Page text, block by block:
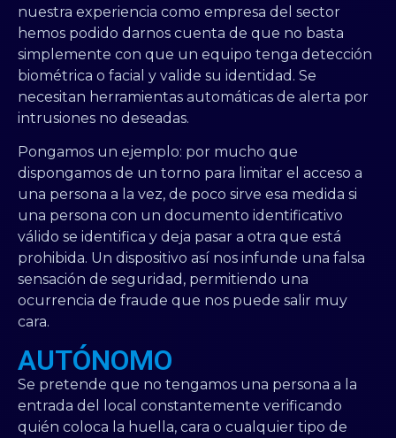
nuestra experiencia como empresa del sector
hemos podido darnos cuenta de que no basta
simplemente con que un equipo tenga detección
biométrica o facial y valide su identidad. Se
necesitan herramientas automáticas de alerta por
intrusiones no deseadas.
Pongamos un ejemplo: por mucho que
dispongamos de un torno para limitar el acceso a
una persona a la vez, de poco sirve esa medida si
una persona con un documento identificativo
válido se identifica y deja pasar a otra que está
prohibida. Un dispositivo así nos infunde una falsa
sensación de seguridad, permitiendo una
ocurrencia de fraude que nos puede salir muy
cara.
AUTÓNOMO
Se pretende que no tengamos una persona a la
entrada del local constantemente verificando
quién coloca la huella, cara o cualquier tipo de